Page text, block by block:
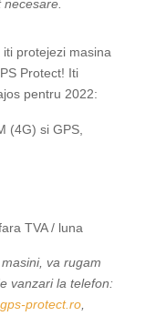
protejezi masina
Protect! Iti
pentru 2022:
(4G) si GPS,
TVA / luna
va rugam
vanzari la telefon:
protect.ro,